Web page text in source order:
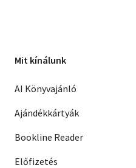
Mit kínálunk
AI Könyvajánló
Ajándékkártyák
Bookline Reader
Előfizetés